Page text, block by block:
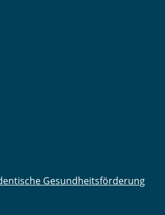
Gesundheitsförderung